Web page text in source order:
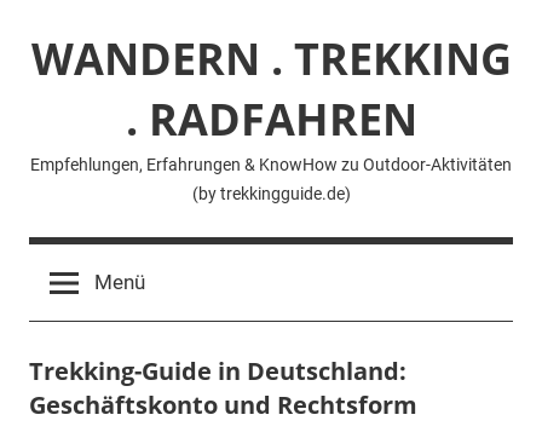
Inhalt
springenWANDERN . TREKKING
. RADFAHREN
Empfehlungen, Erfahrungen & KnowHow zu Outdoor-Aktivitäten
(by trekkingguide.de)
Menü
Trekking-Guide in Deutschland:
Geschäftskonto und Rechtsform